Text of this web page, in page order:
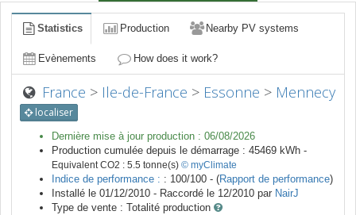
Statistics Production Nearby PV systems
Evènements How does it work?
France > Ile-de-France > Essonne > Mennecy
localiser
Dernière mise à jour production : 06/08/2026
Production cumulée depuis le démarrage : 45469 kWh -
Equivalent CO2 : 5.5 tonne(s) © myClimate
Indice de performance : : 100/100 - (Rapport de performance)
Installé le 01/12/2010 - Raccordé le 12/2010 par NairJ
Type de vente : Totalité production